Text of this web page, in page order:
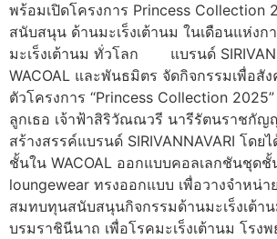
พร้อมเปิดโครงการ Princess Collection
สนับสนุน ด้านมะเร็งเต้านม ในเดือนแห่ง
มะเร็งเต้านม ทั่วโลก แบรนด์
WACOAL และพันธมิตร จัดกิจกรรมเพื่อสั
ตัวโครงการ “Princess Collection 2025”
ลูกเธอ เจ้าฟ้าสิริวัณณวรี นารีรัตนราชกัญ
สร้างสรรค์แบรนด์ SIRIVANNAVARI โด
ชั้นใน WACOAL ออกแบบคอลเลกชันชุด
loungewear ทรงออกแบบ เพื่อวางจำหน่า
สมทบทุนสนับสนุนกิจกรรมด้านมะเร็งเต้า
บรมราชินีนาถ เพื่อโรคมะเร็งเต้านม โรง